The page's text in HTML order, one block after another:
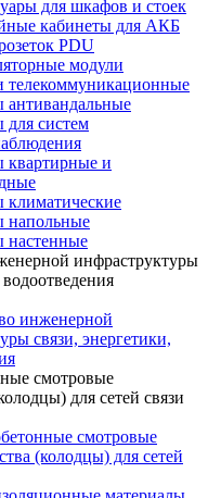
для шкафов и стоек
кабинеты для АКБ
PDU
модули
телекоммуникационные
систем
и
инфраструктуры
инженерной
связи, энергетики,
смотровые
для сетей связи
смотровые
(колодцы) для сетей